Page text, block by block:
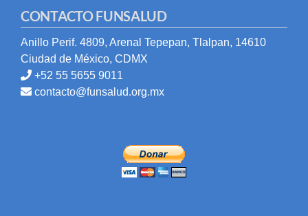
CONTACTO FUNSALUD
Anillo Perif. 4809, Arenal Tepepan, Tlalpan, 14610
Ciudad de México, CDMX
+52 55 5655 9011
contacto@funsalud.org.mx